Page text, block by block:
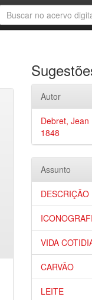
Autor
Debret, Jean
1848
Assunto
VIDA
CARVÃO
LEITE